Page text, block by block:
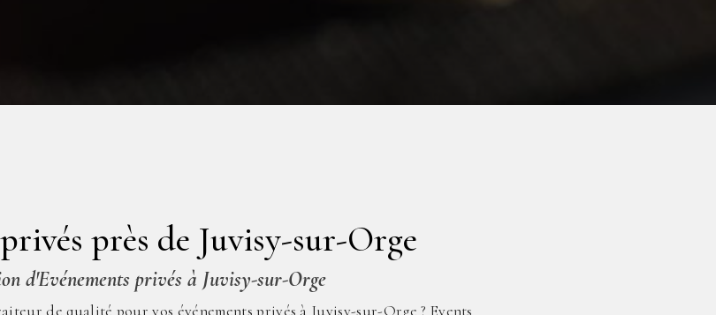
près de Juvisy-sur-Orge
d'Evénements privés à Juvisy-sur-Orge
de qualité pour vos événements privés à Juvisy-sur-Orge ? Events